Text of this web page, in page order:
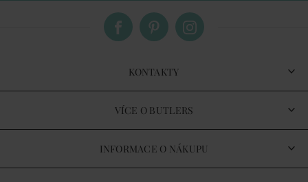
KONTAKTY
VÍCE O BUTLERS
INFORMACE O NÁKUPU